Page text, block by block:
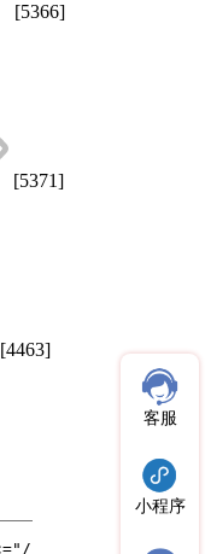
[5366]
[5371]
[4463]
客服
小程序